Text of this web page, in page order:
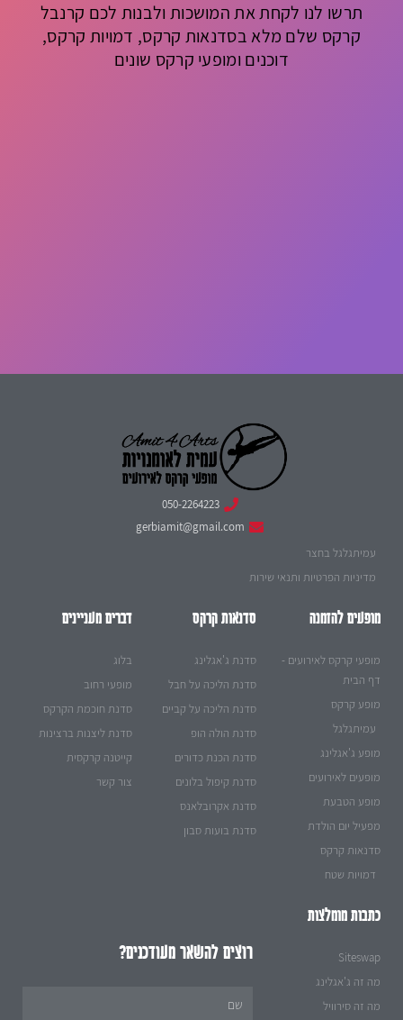
תרשו לנו לקחת את המושכות ולבנות לכם קרנבל
קרקס שלם מלא בסדנאות קרקס, דמויות קרקס,
דוכנים ומופעי קרקס שונים
050-2264223
gerbiamit@gmail.com
עמיתגלגל בחצר
מדיניות הפרטיות ותנאי שירות
מופעים להזמנה
מופעי קרקס לאירועים -
דף הבית
מופע קרקס
עמיתגלגל
מופע ג'אגלינג
מופעים לאירועים
מופע הטבעת
מפעיל יום הולדת
סדנאות קרקס
דמויות שטח
סדנאות קרקס
סדנת ג'אגלינג
סדנת הליכה על חבל
סדנת הליכה על קביים
סדנת הולה הופ
סדנת הכנת כדורים
סדנת קיפול בלונים
סדנת אקרובלאנס
סדנת בועות סבון
דברים מעניינים
בלוג
מופעי רחוב
סדנת חוכמת הקרקס
סדנת ליצנות ברצינות
קייטנה קרקסית
צור קשר
כתבות מומלצות
Siteswap
מה זה ג'אגלינג
מה זה סירוויל
רוצים להשאר מעודכנים?